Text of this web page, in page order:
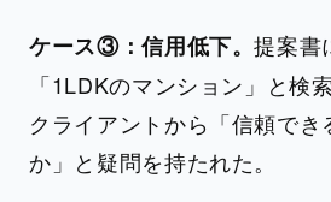
ケース③：信用低下。提案書
「1LDKのマンション」と検
クライアントから「信頼でき
か」と疑問を持たれた。